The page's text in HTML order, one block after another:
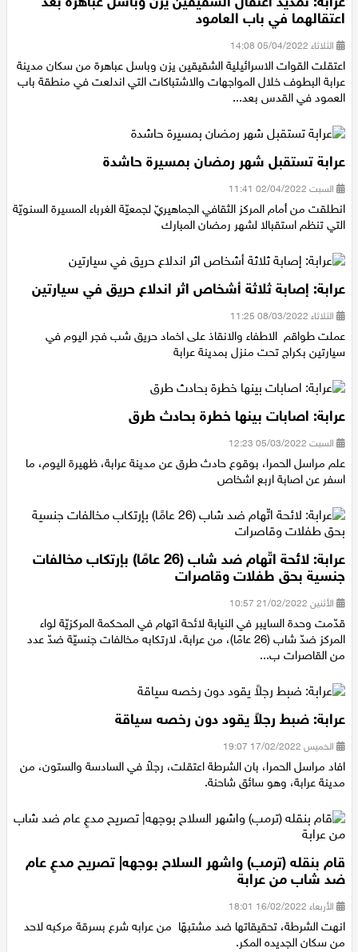
عرابة: تمديد اعتقال الشقيقين يزن وباسل عباهرة بعد
اعتقالهما في باب العامود
الثلاثاء 05/04/2022 14:08
اعتقلت القوات الاسرائيلية الشقيقين يزن وباسل عباهرة من سكان مدينة
عرابة البطوف خلال المواجهات والاشتباكات التي اندلعت في منطقة باب
عرابة تستقبل شهر رمضان بمسيرة حاشدة
السبت 02/04/2022 11:41
انطلقت من أمام المركز الثقافي الجماهيريّ لجمعيّة الغرباء المسيرة السنويّة
عرابة: إصابة ثلاثة أشخاص اثر اندلاع حريق في سيارتين
الثلاثاء 08/03/2022 11:25
عملت طواقم الاطفاء والانقاذ على اخماد حريق شب فجر اليوم في
عرابة: اصابات بينها خطرة بحادث طرق
السبت 05/03/2022 12:23
علم مراسل الحمرا، بوقوع حادث طرق عن مدينة عرابة، ظهيرة اليوم، ما
جنسية بحق طفلات وقاصرات
الأثنين 21/02/2022 10:57
قدّمت وحدة السايبر في النيابة لائحة اتهام في المحكمة المركزيّة لواء
عرابة: ضبط رجلاً يقود دون رخصه سياقة
الخميس 17/02/2022 19:07
افاد مراسل الحمرا، بان الشرطة اعتقلت، رجلاً في السادسة والستون، من
قام بنقله (ترمب) واشهر السلاح بوجهه| تصريح مدعٍ عام
ضد شاب من عرابة
الأربعاء 16/02/2022 18:01
انهت الشرطة، تحقيقاتها ضد مشتبهًا من عرابه شرع بسرقة مركبه لاحد